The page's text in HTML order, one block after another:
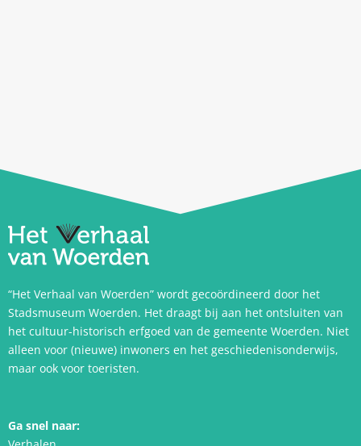
“Het Verhaal van Woerden” wordt gecoördineerd door het
Stadsmuseum Woerden. Het draagt bij aan het ontsluiten van
het cultuur-historisch erfgoed van de gemeente Woerden. Niet
alleen voor (nieuwe) inwoners en het geschiedenisonderwijs,
maar ook voor toeristen.
Ga snel naar: